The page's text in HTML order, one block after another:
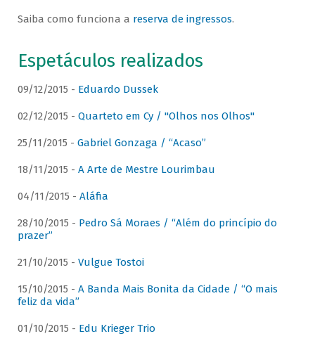
Saiba como funciona a reserva de ingressos.
Espetáculos realizados
09/12/2015 - Eduardo Dussek
02/12/2015 - Quarteto em Cy / "Olhos nos Olhos"
25/11/2015 - Gabriel Gonzaga / “Acaso”
18/11/2015 - A Arte de Mestre Lourimbau
04/11/2015 - Aláfia
28/10/2015 - Pedro Sá Moraes / “Além do princípio do
prazer”
21/10/2015 - Vulgue Tostoi
15/10/2015 - A Banda Mais Bonita da Cidade / “O mais
feliz da vida”
01/10/2015 - Edu Krieger Trio